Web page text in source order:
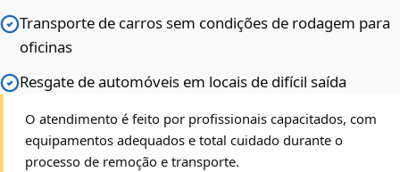
Transporte de carros sem condições de rodagem para
oficinas
Resgate de automóveis em locais de difícil saída
O atendimento é feito por profissionais capacitados, com
equipamentos adequados e total cuidado durante o
processo de remoção e transporte.